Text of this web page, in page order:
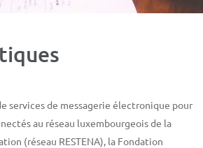
services de messagerie électronique pour
au réseau luxembourgeois de la
(réseau RESTENA), la Fondation